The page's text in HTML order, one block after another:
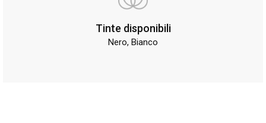
Tinte disponibili
Nero, Bianco